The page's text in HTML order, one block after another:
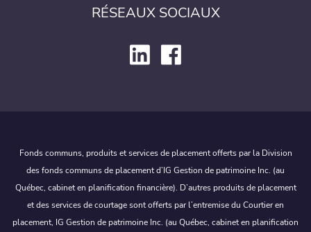
RÉSEAUX SOCIAUX
Fonds communs, produits et services de placement offerts par la Division
des fonds communs de placement d’IG Gestion de patrimoine Inc. (au
Québec, cabinet en planification financière). D’autres produits de placement
et des services de courtage sont offerts par l’entremise du Courtier en
placement, IG Gestion de patrimoine Inc. (au Québec, cabinet en planification